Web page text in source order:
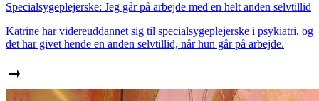
Specialsygeplejerske: Jeg går på arbejde med en helt anden selvtillid
Katrine har videreuddannet sig til specialsygeplejerske i psykiatri, og
det har givet hende en anden selvtillid, når hun går på arbejde.